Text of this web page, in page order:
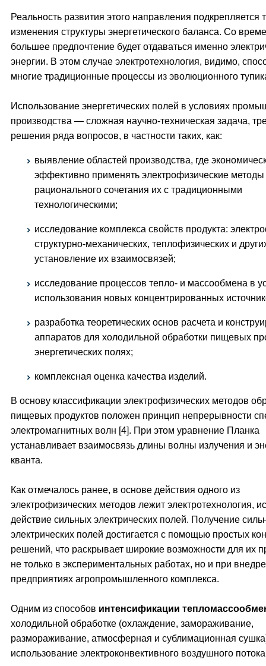
Реальность развития этого направления подкрепляется
изменения структуры энергетического баланса. Со
большее предпочтение будет отдаваться именно
энергии. В этом случае электротехнология, видимо,
многие традиционные процессы из эволюционного
Использование энергетических полей в условиях
производства — сложная научно-техническая задача,
решения ряда вопросов, в частности таких, как:
выявление областей производства, где
эффективно применять электрофизические методы
рационального сочетания их с традиционными
технологическими;
исследование комплекса свойств продукта:
структурно-механических, теплофизических и
установление их взаимосвязей;
исследование процессов тепло- и массообмена в
использования новых концентрированных
разработка теоретических основ расчета и
аппаратов для холодильной обработки пищевых
энергетических полях;
комплексная оценка качества изделий.
В основу классификации электрофизических методов
пищевых продуктов положен принцип непрерывности
электромагнитных волн [4]. При этом уравнение Планка
устанавливает взаимосвязь длины волны излучения и
кванта.
Как отмечалось ранее, в основе действия одного из
электрофизических методов лежит электротехнология,
действие сильных электрических полей. Получение
электрических полей достигается с помощью простых
решений, что раскрывает широкие возможности для их
не только в экспериментальных работах, но и при
предприятиях агропромышленного комплекса.
Одним из способов интенсификации
холодильной обработке (охлаждение, замораживание,
размораживание, атмосферная и сублимационная
использование электроконвективного воздушного